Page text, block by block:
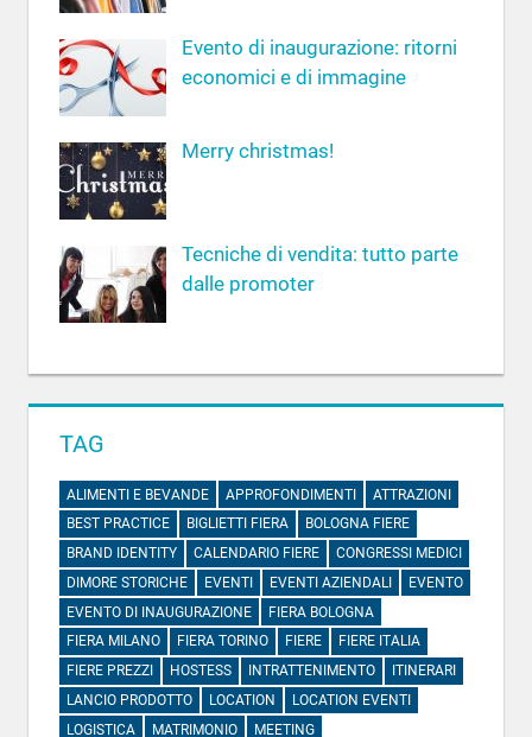
Evento di inaugurazione: ritorni
economici e di immagine
Merry christmas!
Tecniche di vendita: tutto parte
dalle promoter
TAG
ALIMENTI E BEVANDE APPROFONDIMENTI
ATTRAZIONI
BEST PRACTICE
BIGLIETTI FIERA
BOLOGNA FIERE
BRAND IDENTITY
CALENDARIO FIERE
CONGRESSI MEDICI
DIMORE STORICHE
EVENTI EVENTI AZIENDALI
EVENTO
EVENTO DI INAUGURAZIONE
FIERA BOLOGNA
FIERA MILANO
FIERA TORINO FIERE
FIERE ITALIA
FIERE PREZZI
HOSTESS INTRATTENIMENTO
ITINERARI
LANCIO PRODOTTO
LOCATION
LOCATION EVENTI
LOGISTICA
MATRIMONIO MEETING